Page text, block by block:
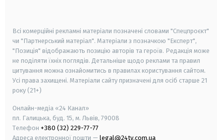
Всі комерційні рекламні матеріали позначені словами "Спецпроєкт"
чи "Партнерський матеріал". Матеріали з позначкою "Експерт",
"Позиція" відображають позицію авторів та героїв. Редакція може
не поділяти їхніх поглядів. Детальніше щодо реклами та правил
цитування можна ознайомитись в правилах користування сайтом.
Усі права захищені. Матеріали сайту призначені для осіб старше 21
року (21+)
Онлайн-медіа «24 Канал»
пл. Галицька, буд. 15, м. Львів, 79008
Телефон +380 (32) 229-77-77
Адреса електронної пошти — legal@24tv.com.ua